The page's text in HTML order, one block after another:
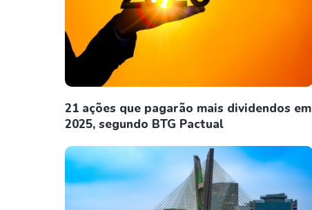
21 ações que pagarão mais dividendos em
2025, segundo BTG Pactual